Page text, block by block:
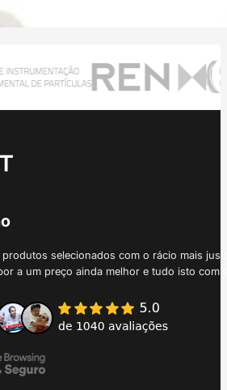
produtos selecionados com o rácio mais
a um preço ainda melhor e tudo isto